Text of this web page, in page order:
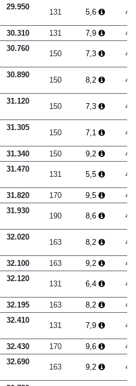
29.950
131 5,6
30.310 131 7,9
30.760
150 7,3
30.890
150 8,2
31.120
150 7,3
31.305
150 7,1
31.340 150 9,2
31.470
131 5,5
31.820 170 9,5
31.930
190 8,6
32.020
163 8,2
32.100 163 9,2
32.120
131 6,4
32.195 163 8,2
32.410
131 7,9
32.430 170 9,6
32.690
163 9,2